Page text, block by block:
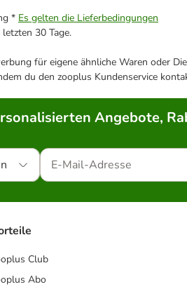
* Es gelten die Lieferbedingungen
30 Tage.
für eigene ähnliche Waren oder
du den zooplus Kundenservice
Angebote,
Club
Abo